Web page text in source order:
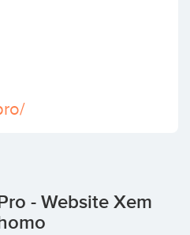
- Website Xem